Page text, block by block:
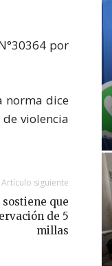
por
norma dice
violencia
Artículo siguiente
que
de 5
millas